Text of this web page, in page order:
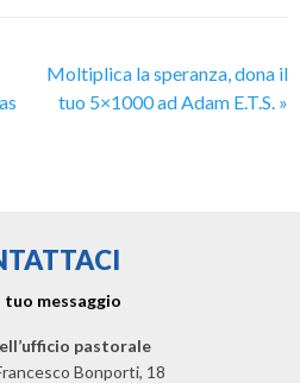
Moltiplica la speranza, dona il
tuo 5×1000 ad Adam E.T.S. »
tuo messaggio
pastorale
Bonporti, 18